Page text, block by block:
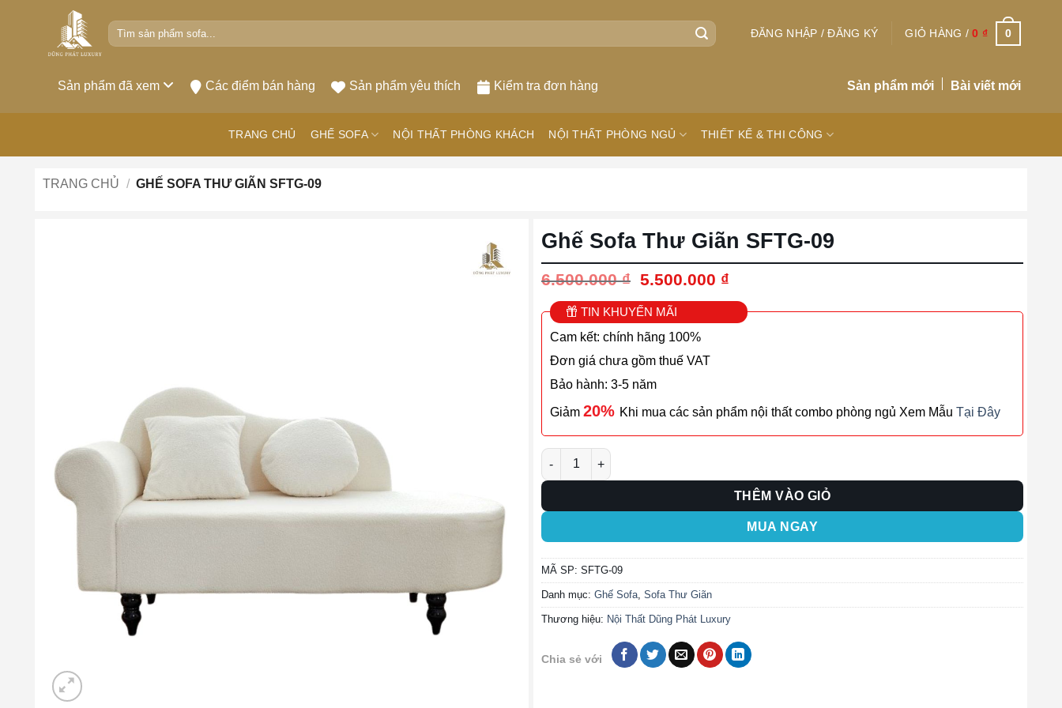
Tìm
kiếm:
ĐĂNG NHẬP / ĐĂNG KÝ GIỎ HÀNG /0 ₫ 0
Sản phẩm đã xem Các điểm bán hàng Sản phẩm yêu thích Kiểm tra đơn hàng Sản phẩm mới Bài viết mới
TRANG CHỦ GHẾ SOFA NỘI THẤT PHÒNG KHÁCH NỘI THẤT PHÒNG NGỦ THIẾT KẾ & THI CÔNG
TRANG CHỦ / GHẾ SOFA THƯ GIÃN SFTG-09
Ghế Sofa Thư Giãn SFTG-09
6.500.000₫ Giá
là:
6.500.000 ₫.
5.500.000 ₫
tại
là:
TIN KHUYẾN MÃI
Cam kết: chính hãng 100%
Đơn giá chưa gồm thuế VAT
Bảo hành: 3-5 năm
Giảm 20% Khi mua các sản phẩm nội thất combo phòng ngủ Xem Mẫu Tại Đây
Ghế Sofa Thư Giãn SFTG-09 số lượng
THÊM VÀO GIỎ
MUA NGAY
MÃ SP: SFTG-09
Danh mục: Ghế Sofa, Sofa Thư Giãn
Thương hiệu: Nội Thất Dũng Phát Luxury
Chia sẻ với